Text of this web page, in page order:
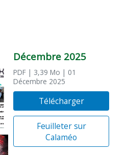
Décembre 2025
PDF | 3,39 Mo | 01
Décembre 2025
Télécharger
Feuilleter sur
Calaméo